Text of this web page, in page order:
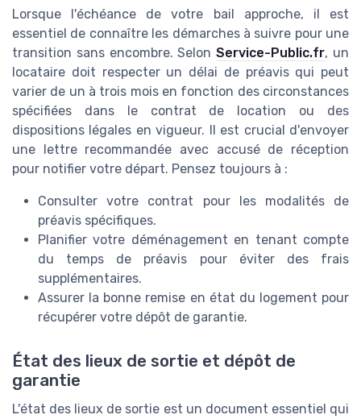
Lorsque l'échéance de votre bail approche, il est
essentiel de connaître les démarches à suivre pour une
transition sans encombre. SelonService-Public.fr, un
locataire doit respecter un délai de préavis qui peut
varier de un à trois mois en fonction des circonstances
spécifiées dans le contrat de location ou des
dispositions légales en vigueur. Il est crucial d'envoyer
une lettre recommandée avec accusé de réception
pour notifier votre départ. Pensez toujours à :
Consulter votre contrat pour les modalités de
préavis spécifiques.
Planifier votre déménagement en tenant compte
du temps de préavis pour éviter des frais
supplémentaires.
Assurer la bonne remise en état du logement pour
récupérer votre dépôt de garantie.
État des lieux de sortie et dépôt de
garantie
L'état des lieux de sortie est un document essentiel qui